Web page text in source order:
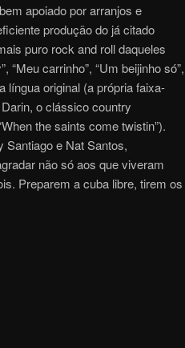
apoiado por arranjos e
produção do já citado
puro rock and roll daqueles
“Meu carrinho”, “Um beijinho só”,
língua original (a própria faixa-
o clássico country
the saints come twistin”).
Santiago e Nat Santos,
não só aos que viveram
Preparem a cuba libre, tirem os